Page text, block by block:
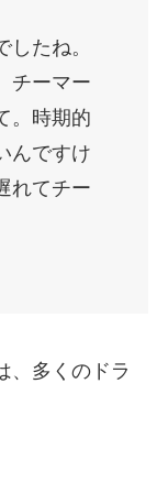
たね。
チーマー
。時期的
んですけ
れてチー
、多くのドラ